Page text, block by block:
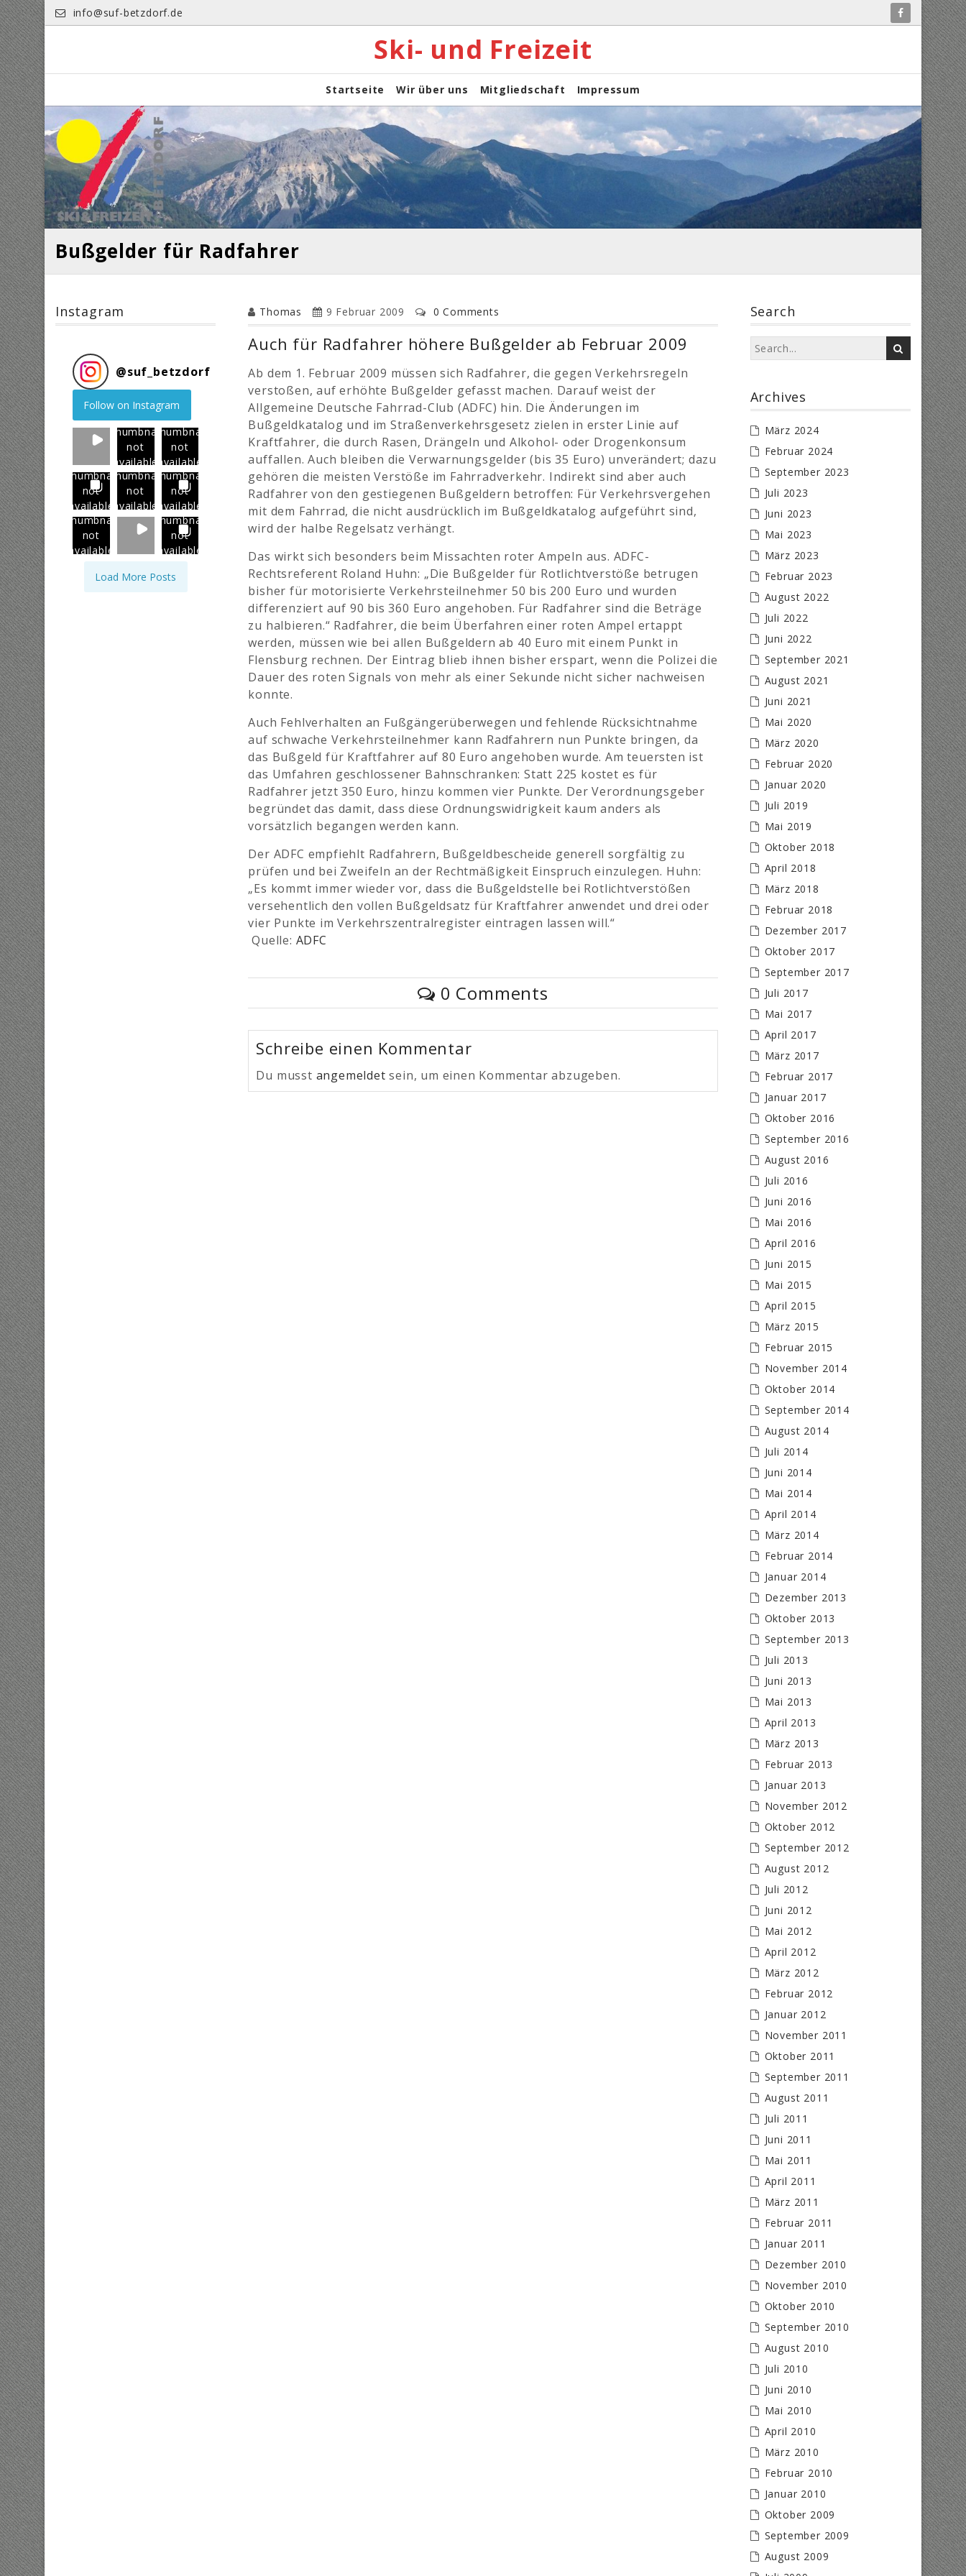
Skip
to
content
info@suf-betzdorf.de
Ski- und Freizeit
Startseite Wir über uns Mitgliedschaft Impressum
Bußgelder für Radfahrer
Thomas 9 Februar 2009 0 Comments
Auch für Radfahrer höhere Bußgelder ab Februar 2009
Ab dem 1. Februar 2009 müssen sich Radfahrer, die gegen Verkehrsregeln
verstoßen, auf erhöhte Bußgelder gefasst machen. Darauf weist der
Allgemeine Deutsche Fahrrad-Club (ADFC) hin. Die Änderungen im
Bußgeldkatalog und im Straßenverkehrsgesetz zielen in erster Linie auf
Kraftfahrer, die durch Rasen, Drängeln und Alkohol- oder Drogenkonsum
auffallen. Auch bleiben die Verwarnungsgelder (bis 35 Euro) unverändert; dazu
gehören die meisten Verstöße im Fahrradverkehr. Indirekt sind aber auch
Radfahrer von den gestiegenen Bußgeldern betroffen: Für Verkehrsvergehen
mit dem Fahrrad, die nicht ausdrücklich im Bußgeldkatalog aufgeführt sind,
wird der halbe Regelsatz verhängt.
Das wirkt sich besonders beim Missachten roter Ampeln aus. ADFC-
Rechtsreferent Roland Huhn: „Die Bußgelder für Rotlichtverstöße betrugen
bisher für motorisierte Verkehrsteilnehmer 50 bis 200 Euro und wurden
differenziert auf 90 bis 360 Euro angehoben. Für Radfahrer sind die Beträge
zu halbieren.“ Radfahrer, die beim Überfahren einer roten Ampel ertappt
werden, müssen wie bei allen Bußgeldern ab 40 Euro mit einem Punkt in
Flensburg rechnen. Der Eintrag blieb ihnen bisher erspart, wenn die Polizei die
Dauer des roten Signals von mehr als einer Sekunde nicht sicher nachweisen
konnte.
Auch Fehlverhalten an Fußgängerüberwegen und fehlende Rücksichtnahme
auf schwache Verkehrsteilnehmer kann Radfahrern nun Punkte bringen, da
das Bußgeld für Kraftfahrer auf 80 Euro angehoben wurde. Am teuersten ist
das Umfahren geschlossener Bahnschranken: Statt 225 kostet es für
Radfahrer jetzt 350 Euro, hinzu kommen vier Punkte. Der Verordnungsgeber
begründet das damit, dass diese Ordnungswidrigkeit kaum anders als
vorsätzlich begangen werden kann.
Der ADFC empfiehlt Radfahrern, Bußgeldbescheide generell sorgfältig zu
prüfen und bei Zweifeln an der Rechtmäßigkeit Einspruch einzulegen. Huhn:
„Es kommt immer wieder vor, dass die Bußgeldstelle bei Rotlichtverstößen
versehentlich den vollen Bußgeldsatz für Kraftfahrer anwendet und drei oder
vier Punkte im Verkehrszentralregister eintragen lassen will.“
Quelle: ADFC
0 Comments
Schreibe einen Kommentar
Du musst angemeldet sein, um einen Kommentar abzugeben.
Instagram
@suf_betzdorf
Follow on Instagram
Thumbnail
not
available
Thumbnail
not
available
Thumbnail
not
available
Thumbnail
not
available
Thumbnail
not
available
Thumbnail
not
available
Thumbnail
not
available
Load More Posts
Search
Archives
März 2024
Februar 2024
September 2023
Juli 2023
Juni 2023
Mai 2023
März 2023
Februar 2023
August 2022
Juli 2022
Juni 2022
September 2021
August 2021
Juni 2021
Mai 2020
März 2020
Februar 2020
Januar 2020
Juli 2019
Mai 2019
Oktober 2018
April 2018
März 2018
Februar 2018
Dezember 2017
Oktober 2017
September 2017
Juli 2017
Mai 2017
April 2017
März 2017
Februar 2017
Januar 2017
Oktober 2016
September 2016
August 2016
Juli 2016
Juni 2016
Mai 2016
April 2016
Juni 2015
Mai 2015
April 2015
März 2015
Februar 2015
November 2014
Oktober 2014
September 2014
August 2014
Juli 2014
Juni 2014
Mai 2014
April 2014
März 2014
Februar 2014
Januar 2014
Dezember 2013
Oktober 2013
September 2013
Juli 2013
Juni 2013
Mai 2013
April 2013
März 2013
Februar 2013
Januar 2013
November 2012
Oktober 2012
September 2012
August 2012
Juli 2012
Juni 2012
Mai 2012
April 2012
März 2012
Februar 2012
Januar 2012
November 2011
Oktober 2011
September 2011
August 2011
Juli 2011
Juni 2011
Mai 2011
April 2011
März 2011
Februar 2011
Januar 2011
Dezember 2010
November 2010
Oktober 2010
September 2010
August 2010
Juli 2010
Juni 2010
Mai 2010
April 2010
März 2010
Februar 2010
Januar 2010
Oktober 2009
September 2009
August 2009